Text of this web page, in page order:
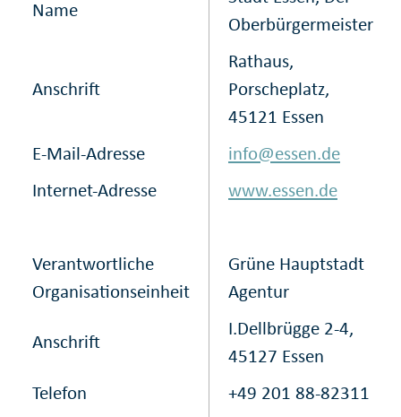
Name
Oberbürgermeister
Anschrift
Rathaus,
Porscheplatz,
45121 Essen
E-Mail-Adresse
info@essen.de
Internet-Adresse
www.essen.de
Verantwortliche
Organisationseinheit
Grüne Hauptstadt
Agentur
Anschrift
I.Dellbrügge 2-4,
45127 Essen
Telefon
+49 201 88-82311